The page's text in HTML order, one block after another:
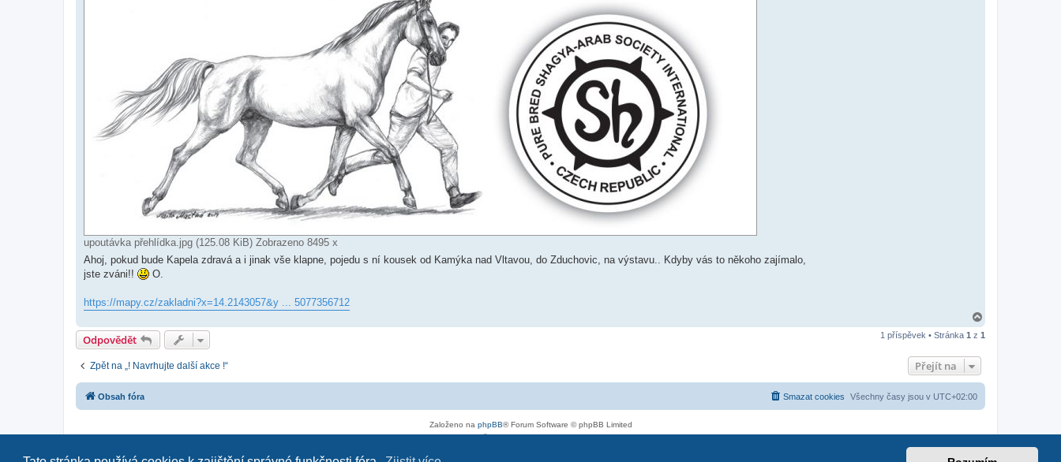
upoutávka přehlídka.jpg (125.08 KiB) Zobrazeno 8495 x
Ahoj, pokud bude Kapela zdravá a i jinak vše klapne, pojedu s ní kousek od Kamýka nad Vltavou, do Zduchovic, na výstavu.. Kdyby vás to někoho zajímalo,
jste zváni!!
O.
https://mapy.cz/zakladni?x=14.2143057&y ... 5077356712
h
Odpovědět 1 příspěvek • Stránka 1 z 1
Zpět na „! Navrhujte další akce !“ Přejít na
Obsah fóra Všechny časy jsou v UTC+02:00
Smazat cookies
Založeno na phpBB® Forum Software © phpBB Limited